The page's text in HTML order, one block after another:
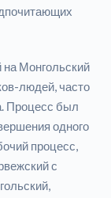
Монгольский
людей, часто
Процесс был
одного
процесс,
с